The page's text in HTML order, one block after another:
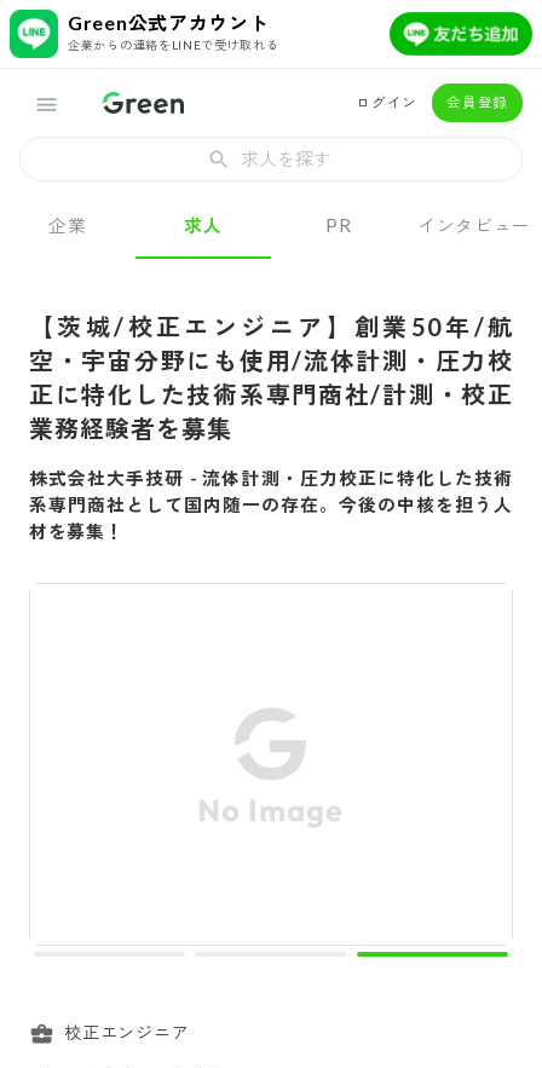
Green公式アカウント
企業からの連絡をLINEで受け取れる
ログイン 会員登録
求人を探す
企業 求人 PR インタビュー
【茨城/校正エンジニア】創業50年/航
空・宇宙分野にも使用/流体計測・圧力校
正に特化した技術系専門商社/計測・校正
業務経験者を募集
株式会社大手技研 -流体計測・圧力校正に特化した技術
系専門商社として国内随一の存在。今後の中核を担う人
材を募集！
校正エンジニア